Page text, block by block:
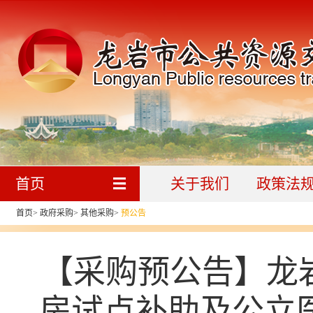
首页 关于我们 政策法
首页> 政府采购> 其他采购> 预公告
【采购预公告】